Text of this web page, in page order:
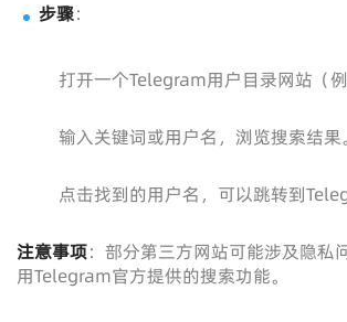
步骤：
打开一个Telegram用户目录网站（
输入关键词或用户名，浏览搜索结果。
点击找到的用户名，可以跳转到
注意事项：部分第三方网站可能涉及隐私
用Telegram官方提供的搜索功能。